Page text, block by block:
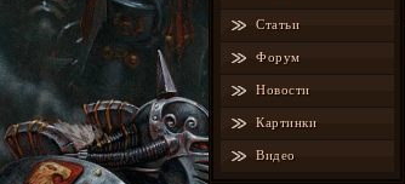
Статьи
Форум
Новости
Картинки
Видео